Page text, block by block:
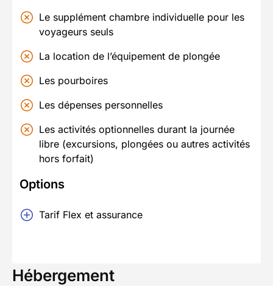
Le supplément chambre individuelle pour les
voyageurs seuls
La location de l’équipement de plongée
Les pourboires
Les dépenses personnelles
Les activités optionnelles durant la journée
libre (excursions, plongées ou autres activités
hors forfait)
Options
Tarif Flex et assurance
Hébergement